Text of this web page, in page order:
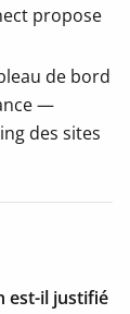
propose
de bord
—
des sites
est-il justifié